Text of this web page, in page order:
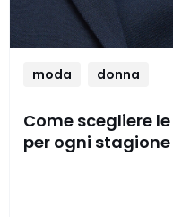
moda donna
Come scegliere
per ogni stagione